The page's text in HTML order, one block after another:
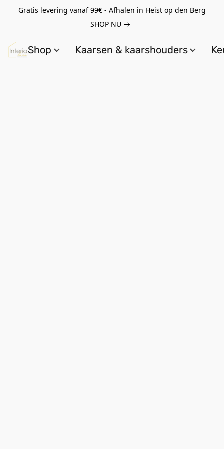
Gratis levering vanaf 99€ - Afhalen in Heist op den Berg
SHOP NU
Shop Kaarsen & kaarshouders